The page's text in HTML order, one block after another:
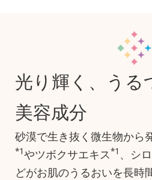
光り輝く、うる
美容成分
砂漠で生き抜く微生物から
*1やツボクサエキス*1 、シ
どがお肌のうるおいを長時